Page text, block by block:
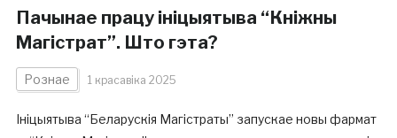
Пачынае працу ініцыятыва “Кніжны
Магістрат”. Што гэта?
Рознае 1 красавіка 2025
Ініцыятыва “Беларускія Магістраты” запускае новы фармат